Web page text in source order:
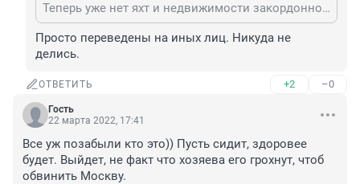
Теперь уже нет яхт и недвижимости закордонной и прочего наворованного😁
Просто переведены на иных лиц. Никуда не
делись.
ОТВЕТИТЬ +2 –0
Гость
22 марта 2022, 17:41
Все уж позабыли кто это)) Пусть сидит, здоровее
будет. Выйдет, не факт что хозяева его грохнут, чтоб
обвинить Москву.